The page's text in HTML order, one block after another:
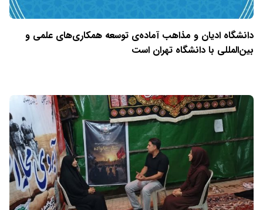
دانشگاه ادیان و مذاهب آماده‌ی توسعه همکاری‌های علمی و
بین‌المللی با دانشگاه تهران است